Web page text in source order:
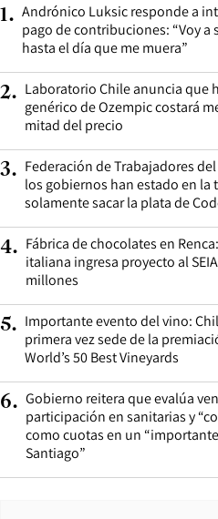
1. Andrónico Luksic responde a
pago de contribuciones: “Voy a
hasta el día que me muera”
2. Laboratorio Chile anuncia que
genérico de Ozempic costará
mitad del precio
3. Federación de Trabajadores
los gobiernos han estado en la
solamente sacar la plata de
4. Fábrica de chocolates en
italiana ingresa proyecto al
millones
5. Importante evento del vino:
primera vez sede de la
World’s 50 Best Vineyards
6. Gobierno reitera que evalúa
participación en sanitarias y
como cuotas en un
Santiago”